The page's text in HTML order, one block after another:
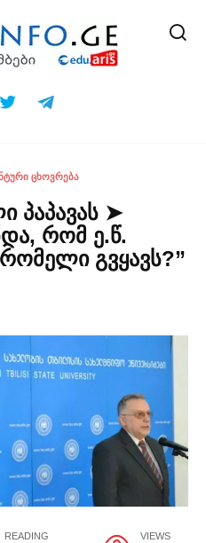
ᲪᲮᲝᲕᲠᲔᲑᲐ
პაპავას ➤
რომ ე.წ.
გვყავს?”
READING VIEWS